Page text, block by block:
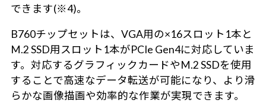
できます(※4)。
B760チップセットは、VGA用の×16スロット1本と
M.2 SSD用スロット1本がPCIe Gen4に対応していま
す。対応するグラフィックカードやM.2 SSDを使用
することで高速なデータ転送が可能になり、より滑
らかな画像描画や効率的な作業が実現できます。